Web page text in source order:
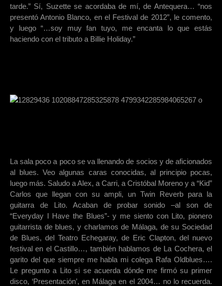
tarde.” Sí, Suzette se acordaba de mí, de Antequera… “nos
presentó Antonio Blanco, en el Festival de 2012”, le comento,
y luego “…soy muy fan tuyo, me encanta lo que estás
haciendo con el tributo a Billie Holiday.”
La sala poco a poco se va llenando de socios y de aficionados
al blues. Veo algunas caras conocidas, al principio pocas,
luego más. Saludo a Alex, a Carri, a Cristóbal Moreno y a “Kid”
Carlos que llegan con su ampli, un Twin Reverb para la
guitarra de Lito. Acaban de probar sonido –al son de
“Everyday I Have the Blues”- y me siento con Lito, pionero
guitarrista de blues, y charlamos de Málaga, de su Sociedad
de Blues, del Teatro Echegaray, de Eric Clapton, del nuevo
festival en el Castillo…, también hablamos de La Cochera, el
garito del que siempre me habla mi colega Rafa Oldblues….
Le pregunto a Lito si se acuerda dónde me firmó su primer
disco, ‘Presentación’, en Málaga en el 2004… no lo recuerda.